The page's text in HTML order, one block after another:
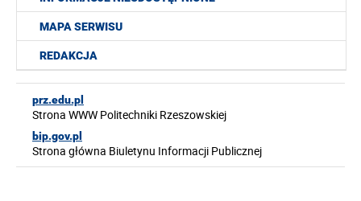
MAPA SERWISU
REDAKCJA
prz.edu.pl
Strona WWW Politechniki Rzeszowskiej
bip.gov.pl
Strona główna Biuletynu Informacji Publicznej